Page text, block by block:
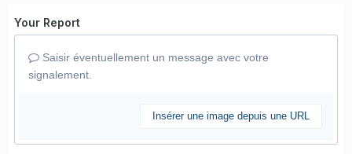
Your Report
Saisir éventuellement un message avec votre
signalement.
Insérer une image depuis une URL